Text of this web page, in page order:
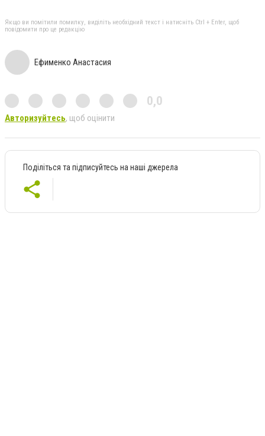
Якщо ви помітили помилку, виділіть необхідний текст і натисніть Ctrl + Enter, щоб
повідомити про це редакцію
Ефименко Анастасия
0,0
Авторизуйтесь, щоб оцінити
Поділіться та підписуйтесь на наші джерела